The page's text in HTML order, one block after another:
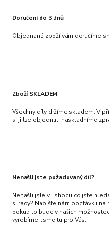
Doručení do 3 dnů
Objednané zboží vám doručíme
Zboží SKLADEM
Všechny díly držíme skladem. V
si ji lze objednat, naskladníme
Nenašli jste požadovaný díl?
Nenašli jste v Eshopu co jste
si rady? Napište nám poptávku na
pokud to bude v našich
vyrobíme. Jsme tu pro Vás.